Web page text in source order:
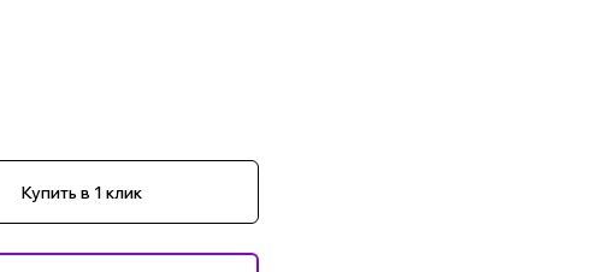
Купить в 1 клик